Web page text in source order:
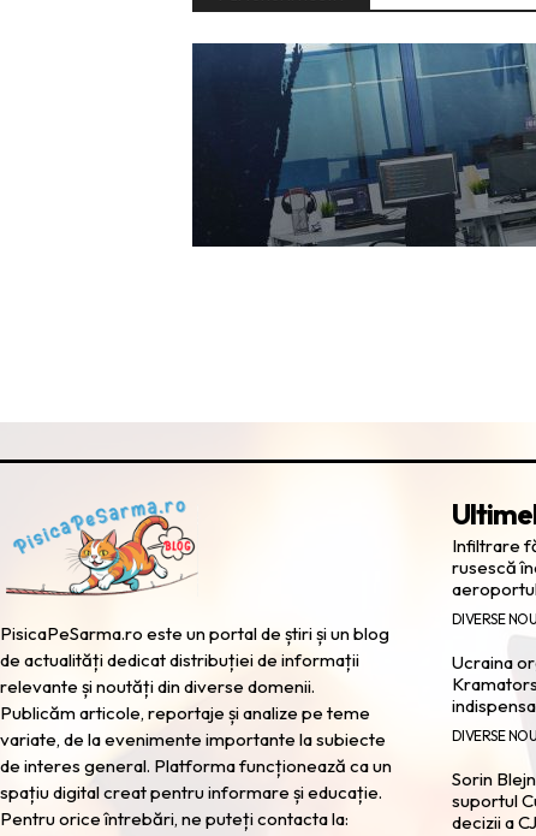
PisicaPeSarma.ro este un portal de știri și un blog
de actualități dedicat distribuției de informații
relevante și noutăți din diverse domenii.
Publicăm articole, reportaje și analize pe teme
variate, de la evenimente importante la subiecte
de interes general. Platforma funcționează ca un
spațiu digital creat pentru informare și educație.
Pentru orice întrebări, ne puteți contacta la:
Infiltrare
rusescă
DIVERSE
Ucraina
DIVERSE
Sorin
suportul
decizii a